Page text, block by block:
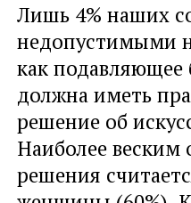
Лишь 4% наших
недопустимыми
как
должна иметь
решение об
Наиболее веским
решения